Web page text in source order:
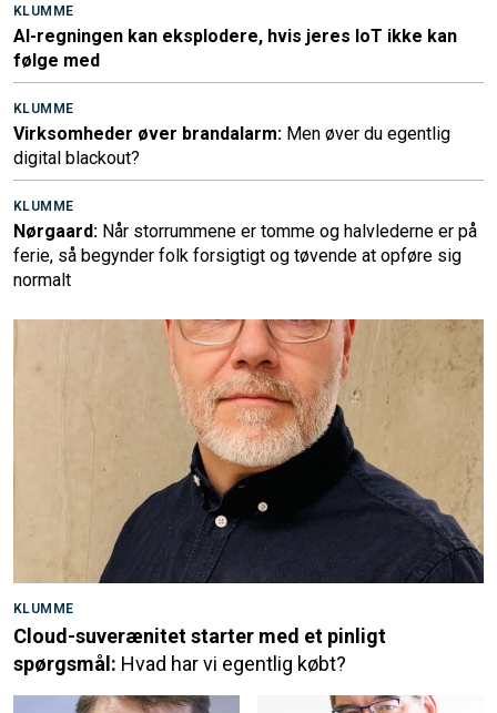
KLUMME
AI-regningen kan eksplodere, hvis jeres IoT ikke kan
følge med
KLUMME
Virksomheder øver brandalarm: Men øver du egentlig
digital blackout?
KLUMME
Nørgaard: Når storrummene er tomme og halvlederne er på
ferie, så begynder folk forsigtigt og tøvende at opføre sig
normalt
KLUMME
Cloud-suverænitet starter med et pinligt
spørgsmål: Hvad har vi egentlig købt?